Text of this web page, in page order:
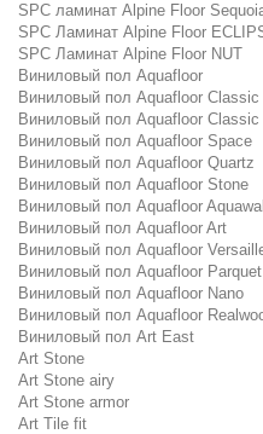
SPC ламинат Alpine Floor
SPC Ламинат Alpine Floor
SPC Ламинат Alpine Floor NUT
Виниловый пол Aquafloor
Виниловый пол Aquafloor
Виниловый пол Aquafloor Classic
Виниловый пол Aquafloor Space
Виниловый пол Aquafloor Quartz
Виниловый пол Aquafloor Stone
Виниловый пол Aquafloor Aquawall
Виниловый пол Aquafloor Art
Виниловый пол Aquafloor
Виниловый пол Aquafloor
Виниловый пол Aquafloor Nano
Виниловый пол Aquafloor
Виниловый пол Art East
Art Stone
Art Stone airy
Art Stone armor
Art Tile fit